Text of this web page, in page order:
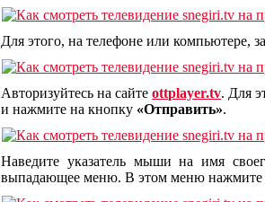
Для этого, на телефоне или компьютере,
Авторизуйтесь на сайтеottplayer.tv. Для
и нажмите на кнопку «Отправить».
Наведите указатель мыши на имя
выпадающее меню. В этом меню нажмите